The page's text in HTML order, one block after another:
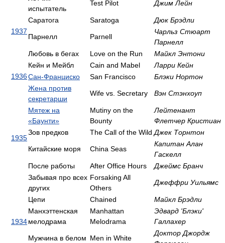
испытатель
Test Pilot Джим Лейн
1937
Саратога Saratoga Дюк Брэдли
Парнелл Parnell
Чарльз Стюарт
Парнелл
1936
Любовь в бегах Love on the Run
Майкл Энтони
Кейн и Мейбл
Cain and Mabel
Ларри Кейн
Сан-Франциско
San Francisco
Блэки Нортон
Жена против
секретарши
Wife vs. Secretary Вэн Стэнхоуп
1935
Мятеж на
«Баунти»
Mutiny on the
Bounty
Лейтенант
Флетчер Кристиан
Зов предков
The Call of the Wild Джек Торнтон
Китайские моря China Seas
Капитан Алан
Гаскелл
После работы
After Office Hours Джеймс Бранч
1934
Забывая про всех
других
Forsaking All
Others
Джеффри Уильямс
Цепи Chained
Майкл Брэдли
Манхэттенская
мелодрама
Manhattan
Melodrama
Эдвард 'Блэки'
Галлахер
Мужчина в белом Men in White
Доктор Джордж